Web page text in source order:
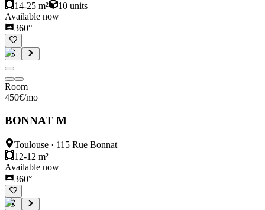
14-25 m²
10 units
Available now
360°
Room
450€/mo
BONNAT M
Toulouse · 115 Rue Bonnat
12-12 m²
Available now
360°